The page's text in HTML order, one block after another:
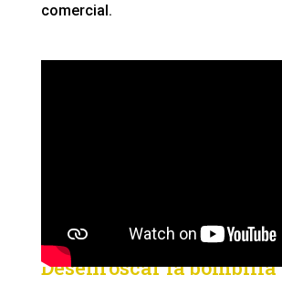
comercial.
Desenroscar la bombilla